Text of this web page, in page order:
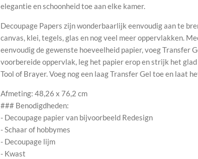
elegantie en schoonheid toe aan elke kamer.
Decoupage Papers zijn wonderbaarlijk eenvoudig aan te
canvas, klei, tegels, glas en nog veel meer oppervlakken.
eenvoudig de gewenste hoeveelheid papier, voeg Transfer
voorbereide oppervlak, leg het papier erop en strijk het
Tool of Brayer. Voeg nog een laag Transfer Gel toe en laat
Afmeting: 48,26 x 76,2 cm
### Benodigdheden:
- Decoupage papier van bijvoorbeeld Redesign
- Schaar of hobbymes
- Decoupage lijm
- Kwast